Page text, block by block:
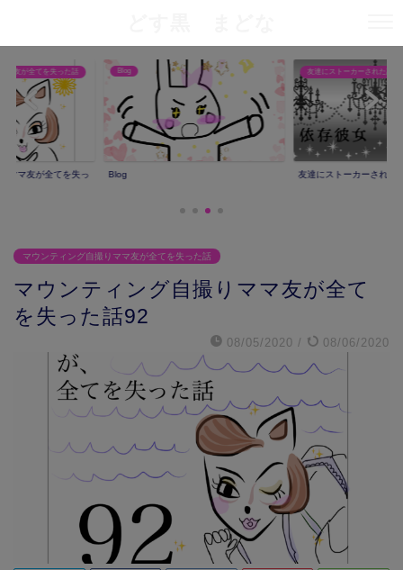
友達にストーカーされた話
友達にストーカーされた話
義兄嫁との闘い
義兄嫁との闘い
マウンティング自撮りママ友が全てを失った話
マウンティング自撮りママ友が全て
を失った話92
08/05/2020 / 08/06/2020